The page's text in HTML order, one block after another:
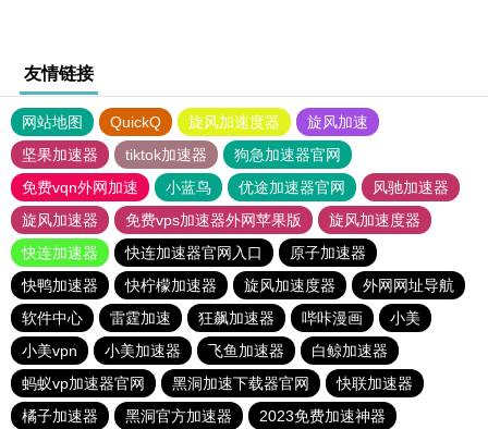
友情链接
网站地图 QuickQ 旋风加速度器
旋风加速
坚果加速器
tiktok加速器
狗急加速器官网
免费vqn外网加速
小蓝鸟 优途加速器官网
风驰加速器
旋风加速器
免费vps加速器外网苹果版
旋风加速度器
快连加速器
快连加速器官网入口
原子加速器
快鸭加速器
快柠檬加速器 旋风加速度器
外网网址导航
软件中心
雷霆加速 狂飙加速器 哔咔漫画
小美
小美vpn
小美加速器 飞鱼加速器
白鲸加速器
蚂蚁vp加速器官网
黑洞加速下载器官网
快联加速器
橘子加速器
黑洞官方加速器 2023免费加速神器